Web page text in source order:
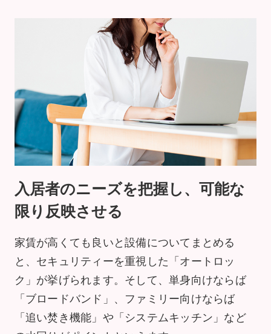
入居者のニーズを把握し、可能な
限り反映させる
家賃が高くても良いと設備についてまとめる
と、セキュリティーを重視した「オートロッ
ク」が挙げられます。そして、単身向けならば
「ブロードバンド」、ファミリー向けならば
「追い焚き機能」や「システムキッチン」など